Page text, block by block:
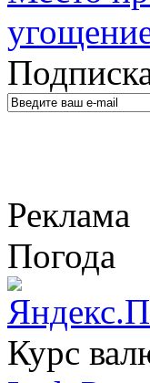
Реклама
Погода
Курс